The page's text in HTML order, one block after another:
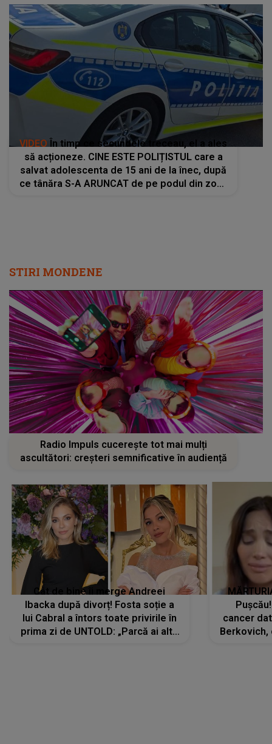
VIDEO În timp ce secundele treceau, el a ales
să acționeze. CINE ESTE POLIȚISTUL care a
salvat adolescenta de 15 ani de la înec, după
ce tânăra S-A ARUNCAT de pe podul din zona
STIRI MONDENE
Radio Impuls cucerește tot mai mulți
ascultători: creșteri semnificative în audiență
Cât de bine îi merge Andreei
Ibacka după divorț! Fosta soție a
lui Cabral a întors toate privirile în
prima zi de UNTOLD: „Parcă ai altă
cancer
Berkovich,